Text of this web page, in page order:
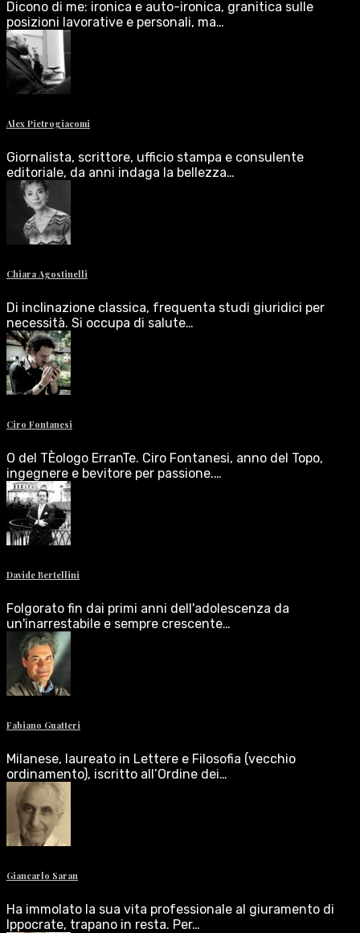
Dicono di me: ironica e auto-ironica, granitica sulle
posizioni lavorative e personali, ma…
Alex Pietrogiacomi
Giornalista, scrittore, ufficio stampa e consulente
editoriale, da anni indaga la bellezza…
Chiara Agostinelli
Di inclinazione classica, frequenta studi giuridici per
necessità. Si occupa di salute…
Ciro Fontanesi
O del TÈologo ErranTe. Ciro Fontanesi, anno del Topo,
ingegnere e bevitore per passione.…
Davide Bertellini
Folgorato fin dai primi anni dell'adolescenza da
un'inarrestabile e sempre crescente…
Fabiano Guatteri
Milanese, laureato in Lettere e Filosofia (vecchio
ordinamento), iscritto all’Ordine dei…
Giancarlo Saran
Ha immolato la sua vita professionale al giuramento di
Ippocrate, trapano in resta. Per…